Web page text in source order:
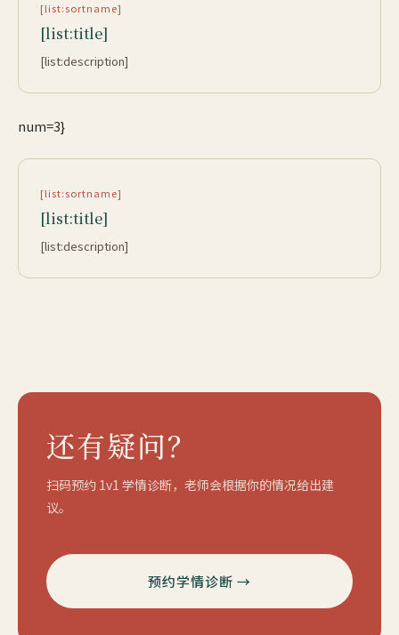
[list:sortname]
[list:title]
[list:description]
num=3}
[list:sortname]
[list:title]
[list:description]
还有疑问？
扫码预约 1v1 学情诊断，老师会根据你的情况给出建
议。
预约学情诊断 →